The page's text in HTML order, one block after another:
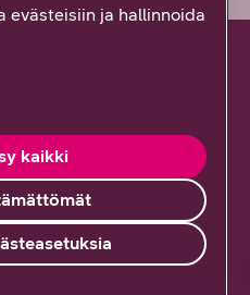
evästeisiin ja hallinnoida
kaikki